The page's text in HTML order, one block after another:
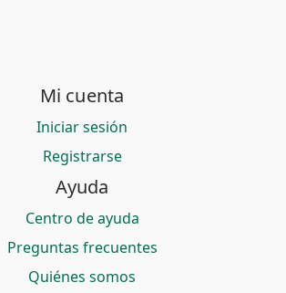
Mi cuenta
Iniciar sesión
Registrarse
Ayuda
Centro de ayuda
Preguntas frecuentes
Quiénes somos